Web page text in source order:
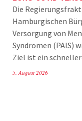
Die
Hamburgischen
Versorgung von
Syndromen (PAIS)
Ziel ist ein
5. August 2026